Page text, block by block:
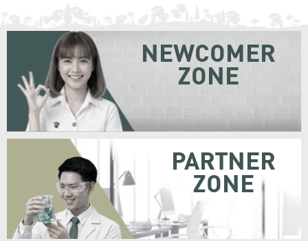
NEWCOMER
ZONE
PARTNER
ZONE